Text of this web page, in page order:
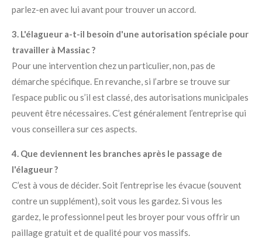
parlez-en avec lui avant pour trouver un accord.
3. L'élagueur a-t-il besoin d'une autorisation spéciale pour
travailler à Massiac ?
Pour une intervention chez un particulier, non, pas de
démarche spécifique. En revanche, si l’arbre se trouve sur
l’espace public ou s’il est classé, des autorisations municipales
peuvent être nécessaires. C’est généralement l’entreprise qui
vous conseillera sur ces aspects.
4. Que deviennent les branches après le passage de
l'élagueur ?
C’est à vous de décider. Soit l’entreprise les évacue (souvent
contre un supplément), soit vous les gardez. Si vous les
gardez, le professionnel peut les broyer pour vous offrir un
paillage gratuit et de qualité pour vos massifs.